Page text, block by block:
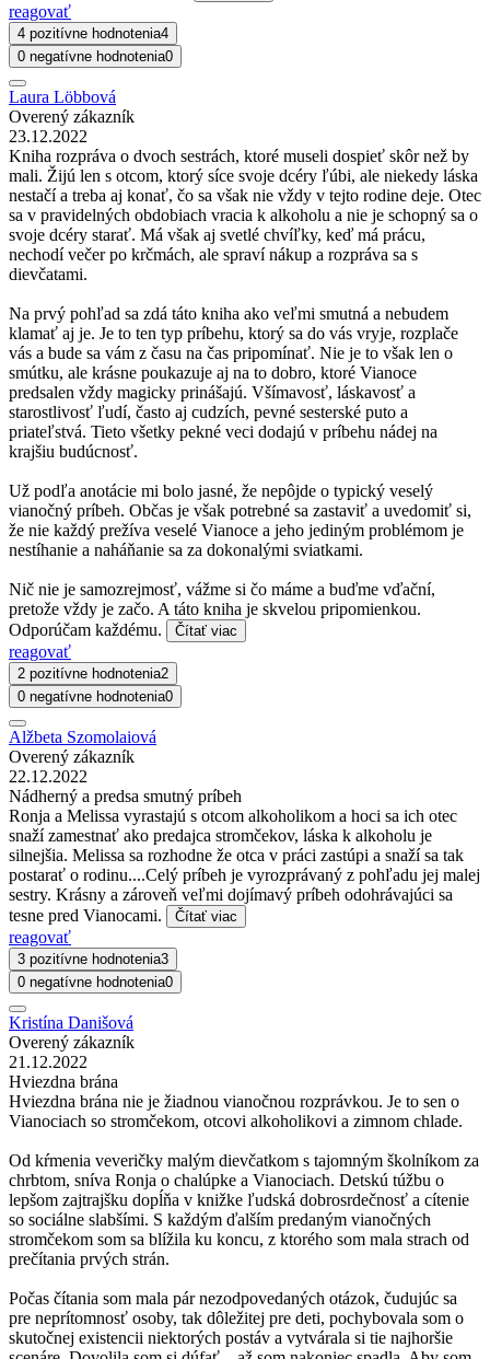
reagovať
4 pozitívne hodnotenia4
0 negatívne hodnotenia0
Laura Löbbová
Overený zákazník
23.12.2022
Kniha rozpráva o dvoch sestrách, ktoré museli dospieť skôr než by
mali. Žijú len s otcom, ktorý síce svoje dcéry ľúbi, ale niekedy láska
nestačí a treba aj konať, čo sa však nie vždy v tejto rodine deje. Otec
sa v pravidelných obdobiach vracia k alkoholu a nie je schopný sa o
svoje dcéry starať. Má však aj svetlé chvíľky, keď má prácu,
nechodí večer po krčmách, ale spraví nákup a rozpráva sa s
dievčatami.
Na prvý pohľad sa zdá táto kniha ako veľmi smutná a nebudem
klamať aj je. Je to ten typ príbehu, ktorý sa do vás vryje, rozplače
vás a bude sa vám z času na čas pripomínať. Nie je to však len o
smútku, ale krásne poukazuje aj na to dobro, ktoré Vianoce
predsalen vždy magicky prinášajú. Všímavosť, láskavosť a
starostlivosť ľudí, často aj cudzích, pevné sesterské puto a
priateľstvá. Tieto všetky pekné veci dodajú v príbehu nádej na
krajšiu budúcnosť.
Už podľa anotácie mi bolo jasné, že nepôjde o typický veselý
vianočný príbeh. Občas je však potrebné sa zastaviť a uvedomiť si,
že nie každý prežíva veselé Vianoce a jeho jediným problémom je
nestíhanie a naháňanie sa za dokonalými sviatkami.
Nič nie je samozrejmosť, vážme si čo máme a buďme vďační,
pretože vždy je začo. A táto kniha je skvelou pripomienkou.
Odporúčam každému.
Čítať viac
reagovať
2 pozitívne hodnotenia2
0 negatívne hodnotenia0
Alžbeta Szomolaiová
Overený zákazník
22.12.2022
Nádherný a predsa smutný príbeh
Ronja a Melissa vyrastajú s otcom alkoholikom a hoci sa ich otec
snaží zamestnať ako predajca stromčekov, láska k alkoholu je
silnejšia. Melissa sa rozhodne že otca v práci zastúpi a snaží sa tak
postarať o rodinu....Celý príbeh je vyrozprávaný z pohľadu jej malej
sestry. Krásny a zároveň veľmi dojímavý príbeh odohrávajúci sa
tesne pred Vianocami.
Čítať viac
reagovať
3 pozitívne hodnotenia3
0 negatívne hodnotenia0
Kristína Danišová
Overený zákazník
21.12.2022
Hviezdna brána
Hviezdna brána nie je žiadnou vianočnou rozprávkou. Je to sen o
Vianociach so stromčekom, otcovi alkoholikovi a zimnom chlade.
Od kŕmenia veveričky malým dievčatkom s tajomným školníkom za
chrbtom, sníva Ronja o chalúpke a Vianociach. Detskú túžbu o
lepšom zajtrajšku dopĺňa v knižke ľudská dobrosrdečnosť a cítenie
so sociálne slabšími. S každým ďalším predaným vianočných
stromčekom som sa blížila ku koncu, z ktorého som mala strach od
prečítania prvých strán.
Počas čítania som mala pár nezodpovedaných otázok, čudujúc sa
pre neprítomnosť osoby, tak dôležitej pre deti, pochybovala som o
skutočnej existencii niektorých postáv a vytvárala si tie najhoršie